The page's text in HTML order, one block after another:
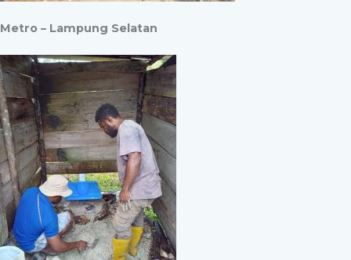
Metro – Lampung Selatan